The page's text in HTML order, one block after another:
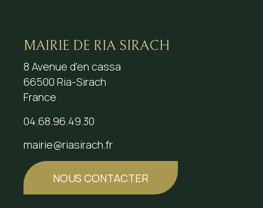
MAIRIE DE RIA SIRACH
8 Avenue d’en cassa
66500 Ria-Sirach
France
04.68.96.49.30
mairie@riasirach.fr
NOUS CONTACTER